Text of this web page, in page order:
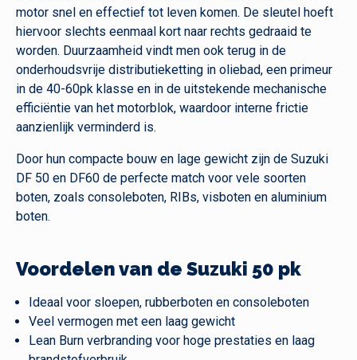
motor snel en effectief tot leven komen. De sleutel hoeft
hiervoor slechts eenmaal kort naar rechts gedraaid te
worden. Duurzaamheid vindt men ook terug in de
onderhoudsvrije distributieketting in oliebad, een primeur
in de 40-60pk klasse en in de uitstekende mechanische
efficiëntie van het motorblok, waardoor interne frictie
aanzienlijk verminderd is.
Door hun compacte bouw en lage gewicht zijn de Suzuki
DF 50 en DF60 de perfecte match voor vele soorten
boten, zoals consoleboten, RIBs, visboten en aluminium
boten.
Voordelen van de Suzuki 50 pk
Ideaal voor sloepen, rubberboten en consoleboten
Veel vermogen met een laag gewicht
Lean Burn verbranding voor hoge prestaties en laag